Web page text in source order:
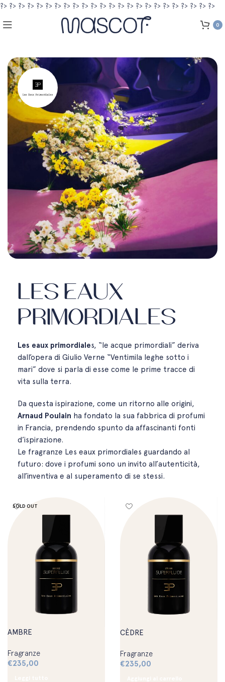
?> ?> ?> ?> ?> ?> ?> ?> ?> ?> ?> ?> ?> ?> ?> ?> ?> ?> ?> ?> ?> ?> ?> ?>
0
Les Eaux
Primordiales
Les eaux primordiales, “le acque primordiali” deriva
dall’opera di Giulio Verne “Ventimila leghe sotto i
mari” dove si parla di esse come le prime tracce di
vita sulla terra.
Da questa ispirazione, come un ritorno alle origini,
Arnaud Poulain ha fondato la sua fabbrica di profumi
in Francia, prendendo spunto da affascinanti fonti
d’ispirazione.
Le fragranze Les eaux primordiales guardando al
futuro: dove i profumi sono un invito all’autenticità,
all’inventiva e al superamento di se stessi.
SOLD OUT
AMBRE
Fragranze
€235,00
CÈDRE
Fragranze
€235,00